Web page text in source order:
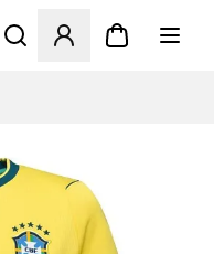
Åpner en Modal for å